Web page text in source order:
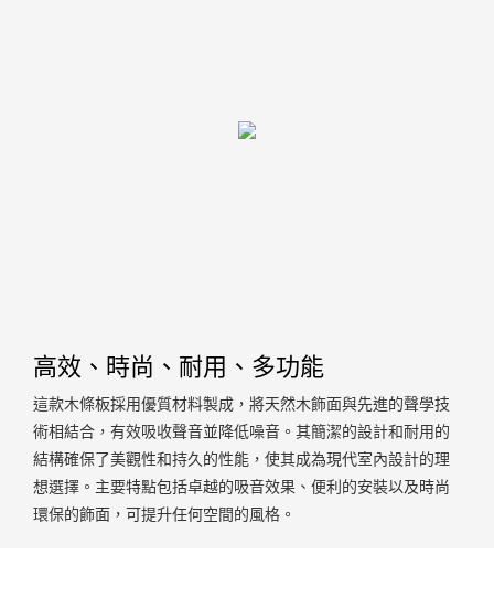
高效、時尚、耐用、多功能
這款木條板採用優質材料製成，將天然木飾面與先進的聲學技
術相結合，有效吸收聲音並降低噪音。其簡潔的設計和耐用的
結構確保了美觀性和持久的性能，使其成為現代室內設計的理
想選擇。主要特點包括卓越的吸音效果、便利的安裝以及時尚
環保的飾面，可提升任何空間的風格。